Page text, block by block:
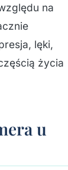
na
lęki,
życia
u